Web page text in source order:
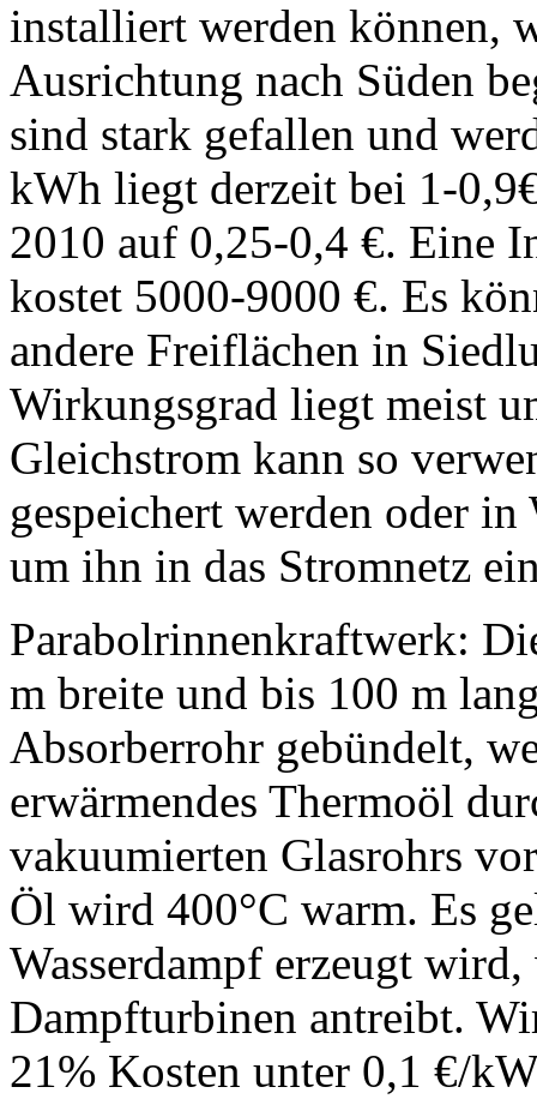
installiert werden können,
Ausrichtung nach Süden
sind stark gefallen und
kWh liegt derzeit bei 1-
2010 auf 0,25-0,4 €. Eine
kostet 5000-9000 €. Es
andere Freiflächen in
Wirkungsgrad liegt meist
Gleichstrom kann so
gespeichert werden oder
um ihn in das Stromnetz
Parabolrinnenkraftwerk:
m breite und bis 100 m
Absorberrohr gebündelt,
erwärmendes Thermoöl
vakuumierten Glasrohrs
Öl wird 400°C warm. Es
Wasserdampf erzeugt
Dampfturbinen antreibt.
21% Kosten unter 0,1 €/